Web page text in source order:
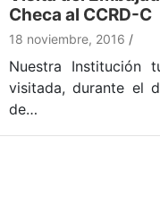
Checa al CCRD-C
18 noviembre, 2016
Nuestra Institución
visitada, durante el
de…